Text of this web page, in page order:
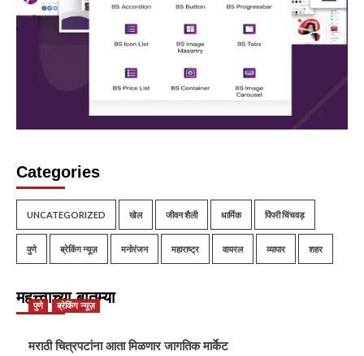
Categories
UNCATEGORIZED खेल जीवन शैली धार्मिक पिंपरी चिंचवड़
पुणे ब्रेकिंग न्यूज़ मनोरंजन महाराष्ट्र वायरल व्यापार शहर
महत्त्वाच्या बातम्या
पुणे ब्रेकिंग न्यूज़
मराठी चित्रपटांना आता मिळणार जागतिक मार्केट